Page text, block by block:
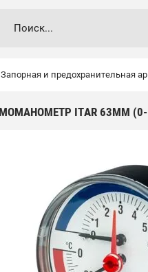
Запорная и предохранительная
ITAR 63ММ